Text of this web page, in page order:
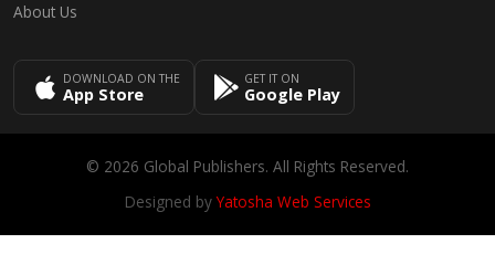
About Us
DOWNLOAD ON THE
App Store
GET IT ON
Google Play
© 2026 Global Publishers. All Rights Reserved.
Designed byYatosha Web Services